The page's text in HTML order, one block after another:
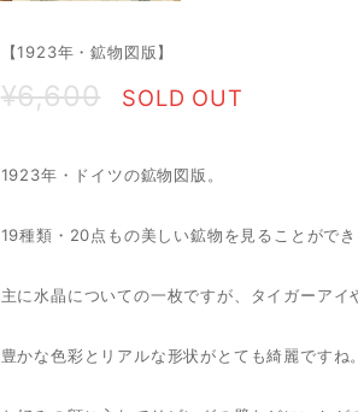
【1923年・鉱物図版】
¥6,600 SOLD OUT
1923年・ドイツの鉱物図版。
19種類・20点もの美しい鉱物を見ることができ
主に水晶についての一枚ですが、タイガーア
豊かな色彩とリアルな形状がとても綺麗ですね。